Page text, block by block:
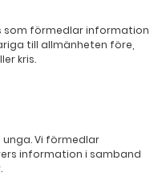
som förmedlar information
till allmänheten före,
kris.
Vi förmedlar
information i samband